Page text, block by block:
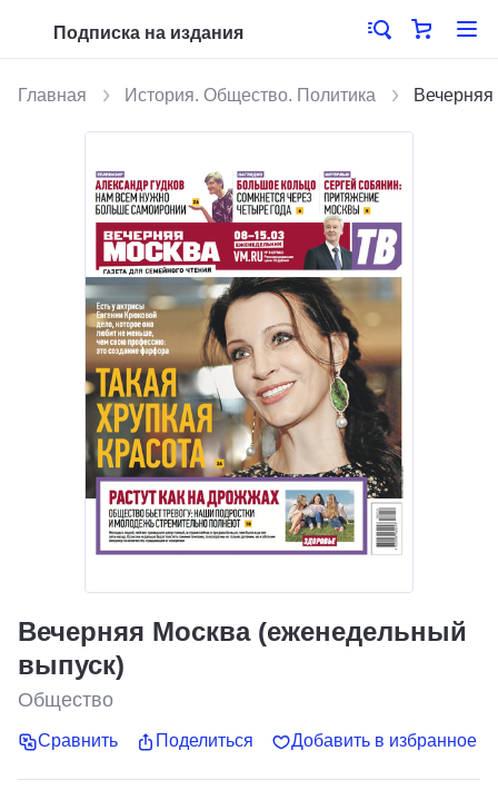
Подписка на издания
Главная История. Общество. Политика
Вечерняя Москва (еженедельный
выпуск)
Общество
Сравнить Поделиться Добавить в избранное